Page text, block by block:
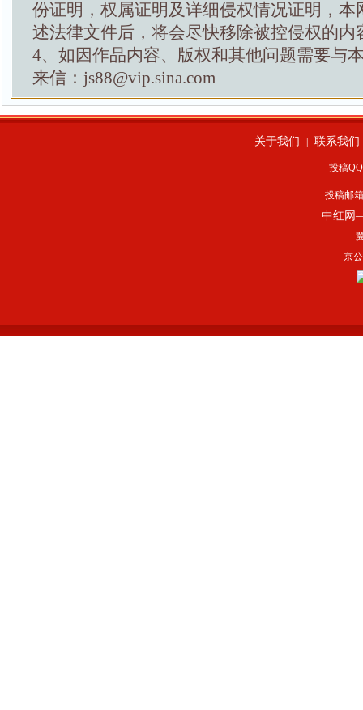
份证明，权属证明及详细侵权情况证明，本
述法律文件后，将会尽快移除被控侵权的内
4、如因作品内容、版权和其他问题需要与
来信：js88@vip.sina.com
关于我们 联系我们
投稿
投稿邮
中红网
京